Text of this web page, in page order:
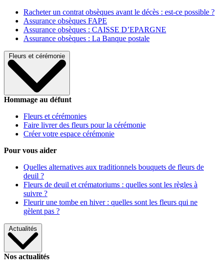
Racheter un contrat obsèques avant le décès : est-ce possible ?
Assurance obsèques FAPE
Assurance obsèques : CAISSE D’EPARGNE
Assurance obsèques : La Banque postale
Fleurs et cérémonie
Hommage au défunt
Fleurs et cérémonies
Faire livrer des fleurs pour la cérémonie
Créer votre espace cérémonie
Pour vous aider
Quelles alternatives aux traditionnels bouquets de fleurs de
deuil ?
Fleurs de deuil et crématoriums : quelles sont les règles à
suivre ?
Fleurir une tombe en hiver : quelles sont les fleurs qui ne
gèlent pas ?
Actualités
Nos actualités